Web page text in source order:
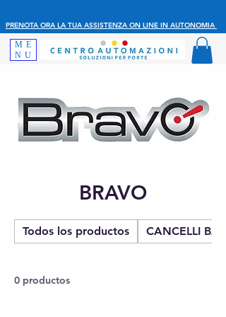
PRENOTA ORA LA TUA ASSISTENZA ON LINE IN AUTONOMIA
ME
NU
BRAVO
Todos los productos CANCELLI
0 productos